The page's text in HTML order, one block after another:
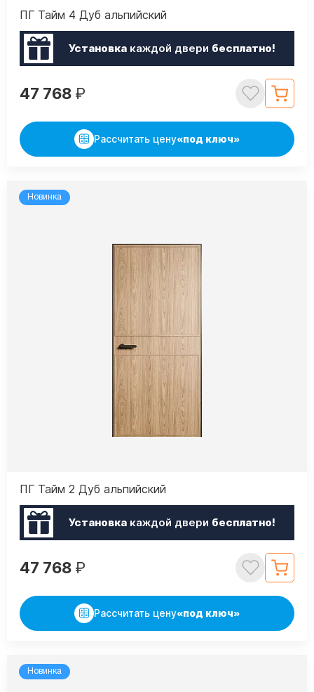
ПГ Тайм 4 Дуб альпийский
Установкакаждой двери бесплатно!
47 768 ₽
Рассчитать цену«под ключ»
Новинка
ПГ Тайм 2 Дуб альпийский
Установкакаждой двери бесплатно!
47 768 ₽
Рассчитать цену«под ключ»
Новинка